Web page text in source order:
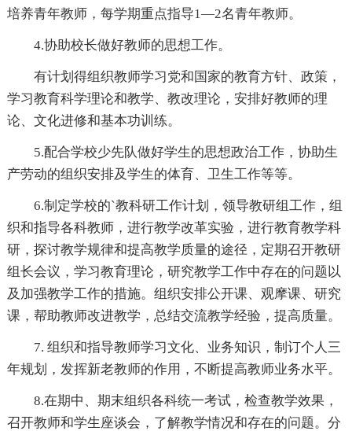
培养青年教师，每学期重点指导1—2名青年教师。
4.协助校长做好教师的思想工作。
有计划得组织教师学习党和国家的教育方针、政策，
学习教育科学理论和教学、教改理论，安排好教师的理
论、文化进修和基本功训练。
5.配合学校少先队做好学生的思想政治工作，协助生
产劳动的组织安排及学生的体育、卫生工作等等。
6.制定学校的`教科研工作计划，领导教研组工作，组
织和指导各科教师，进行教学改革实验，进行教育教学科
研，探讨教学规律和提高教学质量的途径，定期召开教研
组长会议，学习教育理论，研究教学工作中存在的问题以
及加强教学工作的措施。组织安排公开课、观摩课、研究
课，帮助教师改进教学，总结交流教学经验，提高质量。
7. 组织和指导教师学习文化、业务知识，制订个人三
年规划，发挥新老教师的作用，不断提高教师业务水平。
8.在期中、期末组织各科统一考试，检查教学效果，
召开教师和学生座谈会，了解教学情况和存在的问题。分